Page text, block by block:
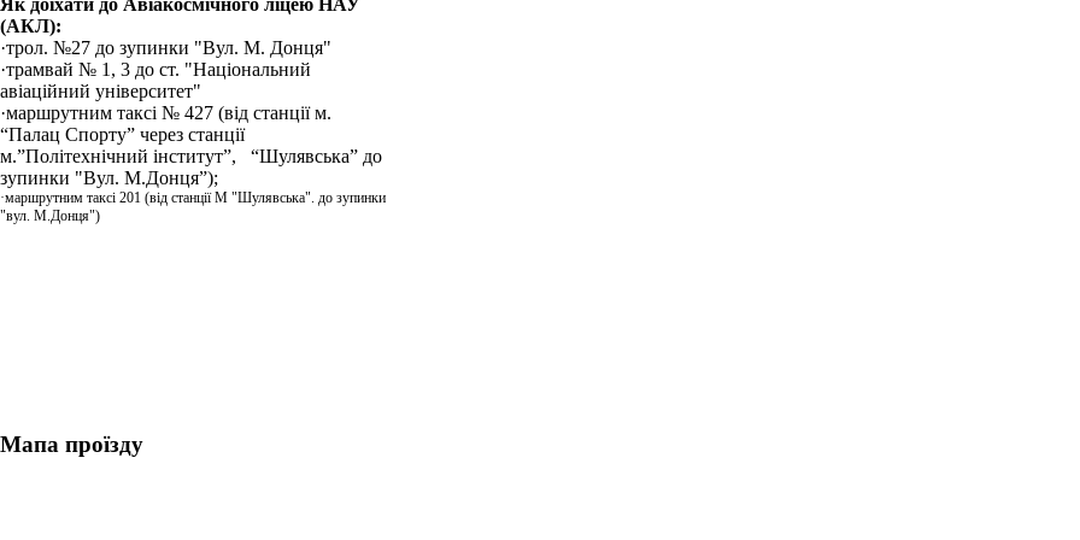
(АКЛ):
·трол. №27 до зупинки "Вул. М. Донця"
·трамвай № 1, 3 до ст. "Національний
авіаційний університет"
·маршрутним таксі № 427 (від станції м.
“Палац Спорту” через станції
м.”Політехнічний інститут”, “Шулявська” до
зупинки "Вул. М.Донця”);
·маршрутним таксі 201 (від станції М "Шулявська". до зупинки
"вул. М.Донця")
Мапа проїзду